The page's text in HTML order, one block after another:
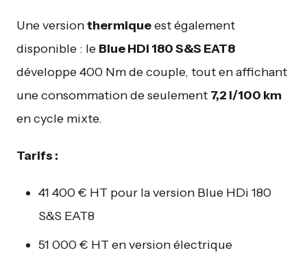
Une versionthermiqueest également
disponible : le Blue HDi 180 S&S EAT8
développe 400 Nm de couple, tout en affichant
une consommation de seulement 7,2 l/100 km
en cycle mixte.
Tarifs :
41 400 € HT pour la version Blue HDi 180
S&S EAT8
51 000 € HT en version électrique